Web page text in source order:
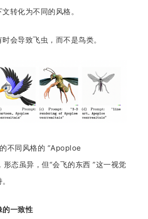
转化为不同的风格。
会导致飞虫，而不是鸟类。
不同风格的 “Apoploe
态虽异，但“会飞的东西 ”这一视觉
的一致性